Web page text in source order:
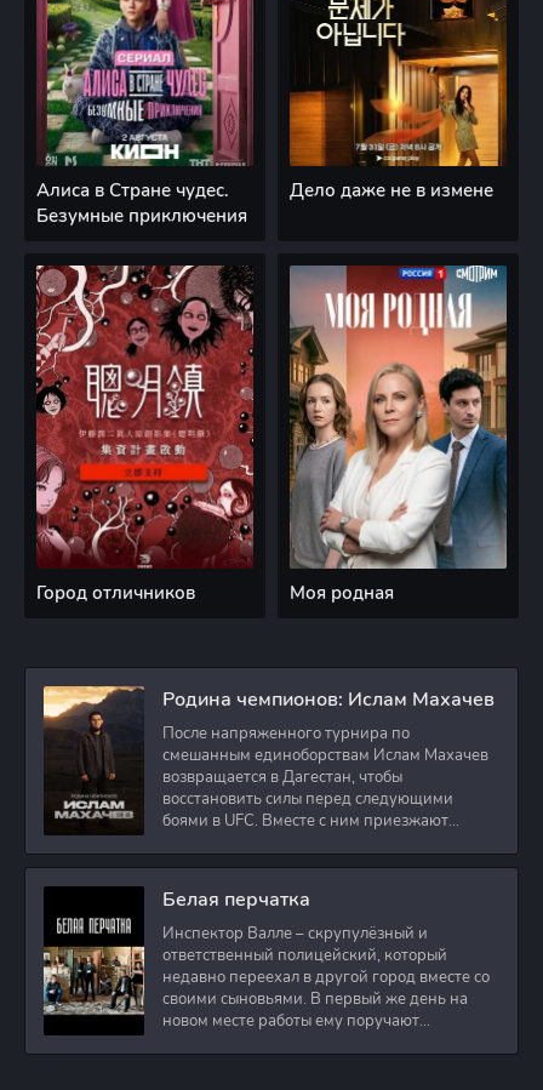
Алиса в Стране чудес.
Безумные приключения
Дело даже не в измене
Город отличников Моя родная
Родина чемпионов: Ислам Махачев
После напряженного турнира по
смешанным единоборствам Ислам Махачев
возвращается в Дагестан, чтобы
восстановить силы перед следующими
боями в UFC. Вместе с ним приезжают
Белая перчатка
Инспектор Валле – скрупулёзный и
ответственный полицейский, который
недавно переехал в другой город вместе со
своими сыновьями. В первый же день на
новом месте работы ему поручают